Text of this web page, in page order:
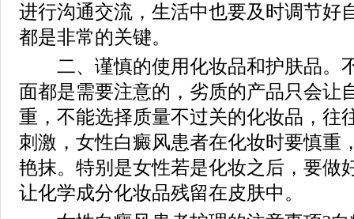
进行沟通交流，生活中也要及时调节好
都是非常的关键。
二、谨慎的使用化妆品和护肤品。
面都是需要注意的，劣质的产品只会让
重，不能选择质量不过关的化妆品，往
刺激，女性白癜风患者在化妆时要慎重
艳抹。特别是女性若是化妆之后，要做
让化学成分化妆品残留在皮肤中。